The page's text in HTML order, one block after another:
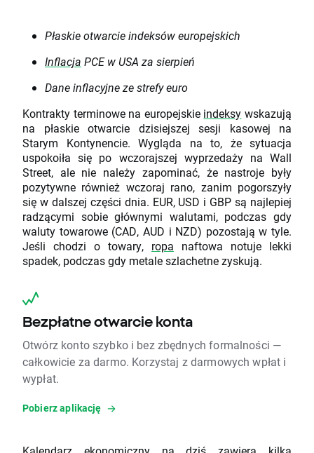
Płaskie otwarcie indeksów europejskich
Inflacja PCE w USA za sierpień
Dane inflacyjne ze strefy euro
Kontrakty terminowe na europejskie indeksy wskazują
na płaskie otwarcie dzisiejszej sesji kasowej na
Starym Kontynencie. Wygląda na to, że sytuacja
uspokoiła się po wczorajszej wyprzedaży na Wall
Street, ale nie należy zapominać, że nastroje były
pozytywne również wczoraj rano, zanim pogorszyły
się w dalszej części dnia. EUR, USD i GBP są najlepiej
radzącymi sobie głównymi walutami, podczas gdy
waluty towarowe (CAD, AUD i NZD) pozostają w tyle.
Jeśli chodzi o towary, ropa naftowa notuje lekki
spadek, podczas gdy metale szlachetne zyskują.
Bezpłatne otwarcie konta
Otwórz konto szybko i bez zbędnych formalności —
całkowicie za darmo. Korzystaj z darmowych wpłat i
wypłat.
Pobierz aplikację